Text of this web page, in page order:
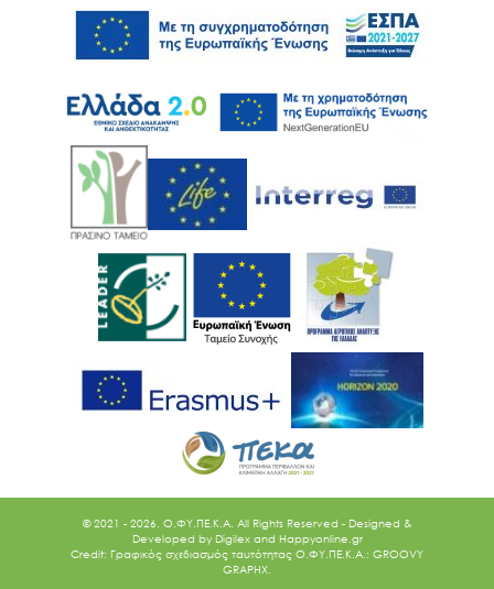
© 2021 - 2026. O.ΦΥ.ΠΕ.Κ.Α. All Rights Reserved - Designed &
Developed by Digilex and Happyonline.gr
Credit: Γραφικός σχεδιασμός ταυτότητας Ο.ΦΥ.ΠΕ.Κ.Α.: GROOVY
GRAPHX.